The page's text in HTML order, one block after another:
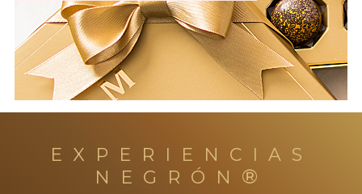
EXPERIENCIAS
NEGRÓN ®